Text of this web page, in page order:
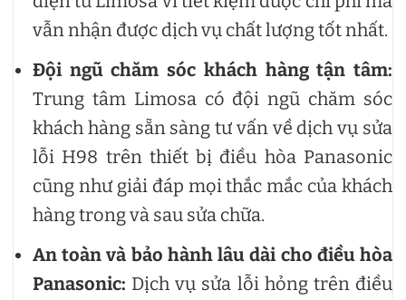
vẫn nhận được dịch vụ chất lượng tốt nhất.
Đội ngũ chăm sóc khách hàng tận tâm:
Trung tâm Limosa có đội ngũ chăm sóc
khách hàng sẵn sàng tư vấn về dịch vụ sửa
lỗi H98 trên thiết bị điều hòa Panasonic
cũng như giải đáp mọi thắc mắc của khách
hàng trong và sau sửa chữa.
An toàn và bảo hành lâu dài cho điều hòa
Panasonic: Dịch vụ sửa lỗi hỏng trên điều